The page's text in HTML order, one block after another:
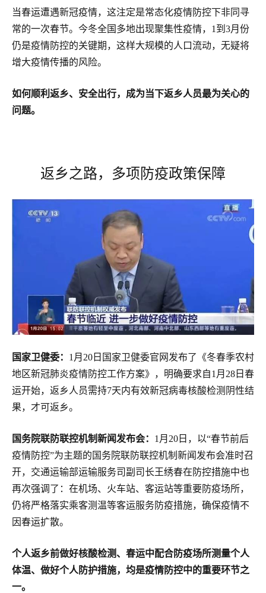
当春运遭遇新冠疫情，这注定是常态化疫情防控下非同寻
常的一次春节。今冬全国多地出现聚集性疫情，1到3月份
仍是疫情防控的关键期，这样大规模的人口流动，无疑将
增大疫情传播的风险。
如何顺利返乡、安全出行，成为当下返乡人员最为关心的
问题。
返乡之路，多项防疫政策保障
国家卫健委： 1月20日国家卫健委官网发布了《冬春季农村
地区新冠肺炎疫情防控工作方案》，明确要求自1月28日春
运开始，返乡人员需持7天内有效新冠病毒核酸检测阴性结
果，才可返乡。
国务院联防联控机制新闻发布会： 1月20日，以“春节前后
疫情防控”为主题的国务院联防联控机制新闻发布会准时召
开，交通运输部运输服务司副司长王绣春在防控措施中也
再次强调了：在机场、火车站、客运站等重要防疫场所，
仍将严格落实乘客测温等客运服务防疫措施，确保疫情不
因春运扩散。
个人返乡前做好核酸检测、春运中配合防疫场所测量个人
体温、做好个人防护措施，均是疫情防控中的重要环节之
一。